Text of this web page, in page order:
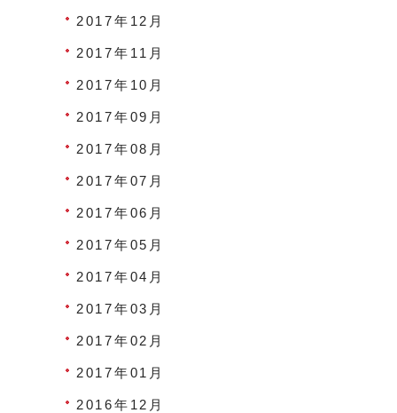
2017年12月
2017年11月
2017年10月
2017年09月
2017年08月
2017年07月
2017年06月
2017年05月
2017年04月
2017年03月
2017年02月
2017年01月
2016年12月